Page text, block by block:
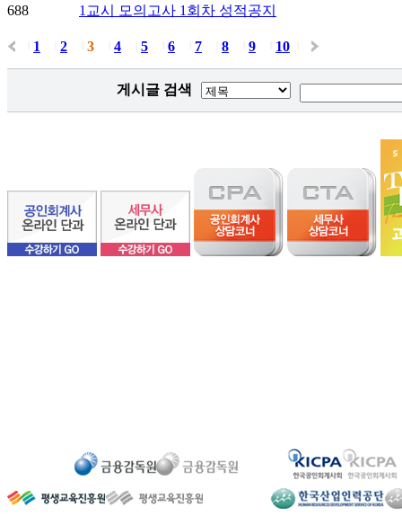
688
1교시 모의고사 1회차 성적공지
1 2 3 4 5 6 7 8 9 10
게시글 검색